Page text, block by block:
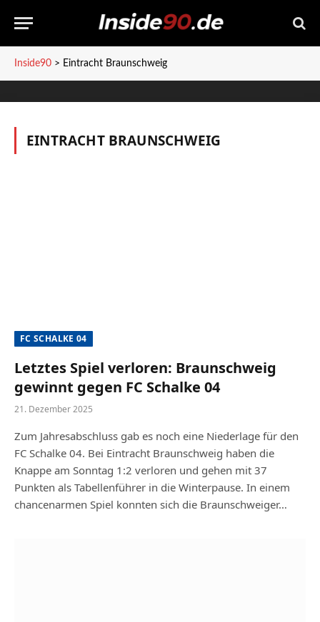
Inside90 > Eintracht Braunschweig
EINTRACHT BRAUNSCHWEIG
FC SCHALKE 04
Letztes Spiel verloren: Braunschweig
gewinnt gegen FC Schalke 04
21. Dezember 2025
Zum Jahresabschluss gab es noch eine Niederlage für den
FC Schalke 04. Bei Eintracht Braunschweig haben die
Knappe am Sonntag 1:2 verloren und gehen mit 37
Punkten als Tabellenführer in die Winterpause. In einem
chancenarmen Spiel konnten sich die Braunschweiger…